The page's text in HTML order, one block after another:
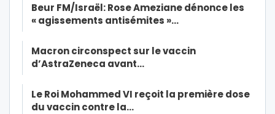
Beur FM/Israël: Rose Ameziane dénonce les
« agissements antisémites »…
Macron circonspect sur le vaccin
d’AstraZeneca avant…
Le Roi Mohammed VI reçoit la première dose
du vaccin contre la…